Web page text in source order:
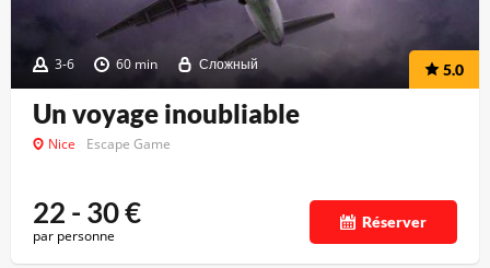
3-6 60 min Сложный 5.0
Un voyage inoubliable
Nice Escape Game
22 - 30€
par personne
Réserver